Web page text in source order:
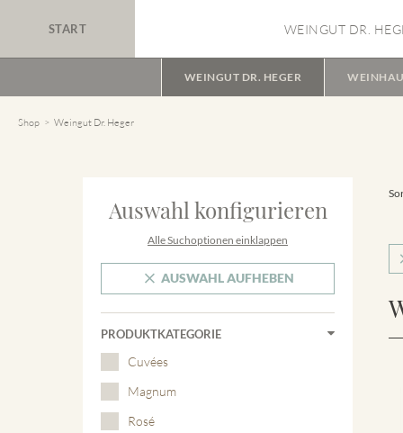
START WEINGUT DR.
WEINGUT DR. HEGER
Shop Weingut Dr. Heger
Auswahl konfigurieren
Alle Suchoptionen einklappen
AUSWAHL AUFHEBEN
PRODUKTKATEGORIE
Cuvées
Magnum
Rosé